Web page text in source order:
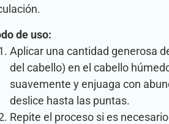
de uso:
Aplicar una cantidad generosa
del cabello) en el cabello
suavemente y enjuaga con
deslice hasta las puntas.
Repite el proceso si es